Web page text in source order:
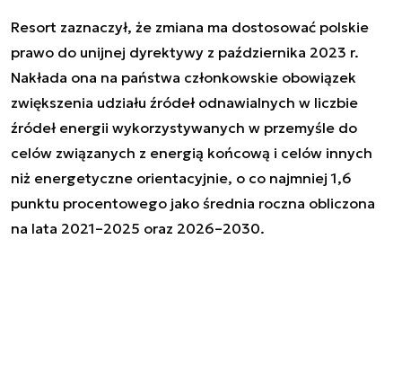
Resort zaznaczył, że zmiana ma dostosować polskie
prawo do unijnej dyrektywy z października 2023 r.
Nakłada ona na państwa członkowskie obowiązek
zwiększenia udziału źródeł odnawialnych w liczbie
źródeł energii wykorzystywanych w przemyśle do
celów związanych z energią końcową i celów innych
niż energetyczne orientacyjnie, o co najmniej 1,6
punktu procentowego jako średnia roczna obliczona
na lata 2021–2025 oraz 2026–2030.